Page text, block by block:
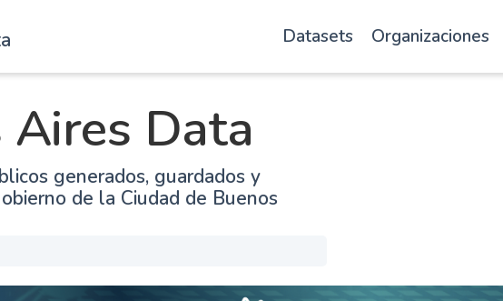
Datasets Organizaciones
Aires Data
generados, guardados y
de la Ciudad de Buenos